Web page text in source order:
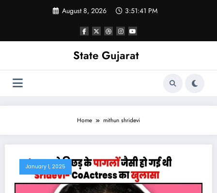
August 8, 2026 3:51:42 PM
State Gujarat
Home mithun shridevi
January 1, 2025